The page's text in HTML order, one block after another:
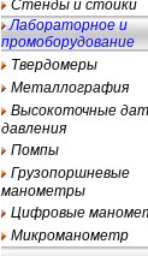
Стенды и стойки
Лабораторное и
промоборудование
Твердомеры
Металлография
Высокоточные
давления
Помпы
Грузопоршневые
манометры
Цифровые
Микроманометр